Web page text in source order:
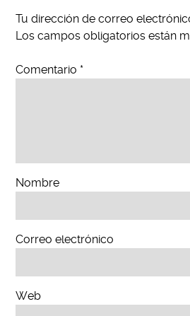
Tu dirección de correo
Los campos obligatorios están
Comentario *
Nombre
Correo electrónico
Web